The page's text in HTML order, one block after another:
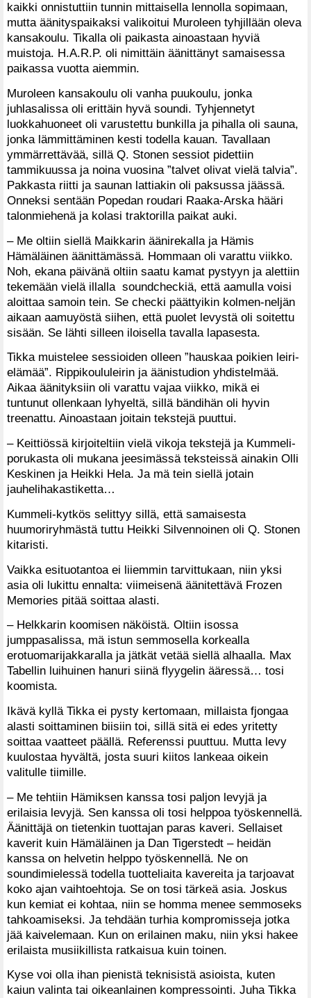
kaikki onnistuttiin tunnin mittaisella lennolla sopimaan,
mutta äänityspaikaksi valikoitui Muroleen tyhjillään oleva
kansakoulu. Tikalla oli paikasta ainoastaan hyviä
muistoja. H.A.R.P. oli nimittäin äänittänyt samaisessa
paikassa vuotta aiemmin.
Muroleen kansakoulu oli vanha puukoulu, jonka
juhlasalissa oli erittäin hyvä soundi. Tyhjennetyt
luokkahuoneet oli varustettu bunkilla ja pihalla oli sauna,
jonka lämmittäminen kesti todella kauan. Tavallaan
ymmärrettävää, sillä Q. Stonen sessiot pidettiin
tammikuussa ja noina vuosina ”talvet olivat vielä talvia”.
Pakkasta riitti ja saunan lattiakin oli paksussa jäässä.
Onneksi sentään Popedan roudari Raaka-Arska hääri
talonmiehenä ja kolasi traktorilla paikat auki.
– Me oltiin siellä Maikkarin äänirekalla ja Hämis
Hämäläinen äänittämässä. Hommaan oli varattu viikko.
Noh, ekana päivänä oltiin saatu kamat pystyyn ja alettiin
tekemään vielä illalla soundcheckiä, että aamulla voisi
aloittaa samoin tein. Se checki päättyikin kolmen-neljän
aikaan aamuyöstä siihen, että puolet levystä oli soitettu
sisään. Se lähti silleen iloisella tavalla lapasesta.
Tikka muistelee sessioiden olleen ”hauskaa poikien leiri-
elämää”. Rippikoululeirin ja äänistudion yhdistelmää.
Aikaa äänityksiin oli varattu vajaa viikko, mikä ei
tuntunut ollenkaan lyhyeltä, sillä bändihän oli hyvin
treenattu. Ainoastaan joitain tekstejä puuttui.
– Keittiössä kirjoiteltiin vielä vikoja tekstejä ja Kummeli-
porukasta oli mukana jeesimässä teksteissä ainakin Olli
Keskinen ja Heikki Hela. Ja mä tein siellä jotain
jauhelihakastiketta…
Kummeli-kytkös selittyy sillä, että samaisesta
huumoriryhmästä tuttu Heikki Silvennoinen oli Q. Stonen
kitaristi.
Vaikka esituotantoa ei liiemmin tarvittukaan, niin yksi
asia oli lukittu ennalta: viimeisenä äänitettävä Frozen
Memories pitää soittaa alasti.
– Helkkarin koomisen näköistä. Oltiin isossa
jumppasalissa, mä istun semmosella korkealla
erotuomarijakkaralla ja jätkät vetää siellä alhaalla. Max
Tabellin luihuinen hanuri siinä flyygelin ääressä… tosi
koomista.
Ikävä kyllä Tikka ei pysty kertomaan, millaista fjongaa
alasti soittaminen biisiin toi, sillä sitä ei edes yritetty
soittaa vaatteet päällä. Referenssi puuttuu. Mutta levy
kuulostaa hyvältä, josta suuri kiitos lankeaa oikein
valitulle tiimille.
– Me tehtiin Hämiksen kanssa tosi paljon levyjä ja
erilaisia levyjä. Sen kanssa oli tosi helppoa työskennellä.
Äänittäjä on tietenkin tuottajan paras kaveri. Sellaiset
kaverit kuin Hämäläinen ja Dan Tigerstedt – heidän
kanssa on helvetin helppo työskennellä. Ne on
soundimielessä todella tuotteliaita kavereita ja tarjoavat
koko ajan vaihtoehtoja. Se on tosi tärkeä asia. Joskus
kun kemiat ei kohtaa, niin se homma menee semmoseks
tahkoamiseksi. Ja tehdään turhia kompromisseja jotka
jää kaivelemaan. Kun on erilainen maku, niin yksi hakee
erilaista musiikillista ratkaisua kuin toinen.
Kyse voi olla ihan pienistä teknisistä asioista, kuten
kaiun valinta tai oikeanlainen kompressointi. Juha Tikka